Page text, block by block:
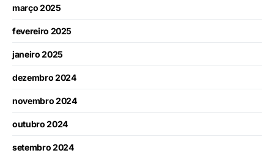
março 2025
fevereiro 2025
janeiro 2025
dezembro 2024
novembro 2024
outubro 2024
setembro 2024